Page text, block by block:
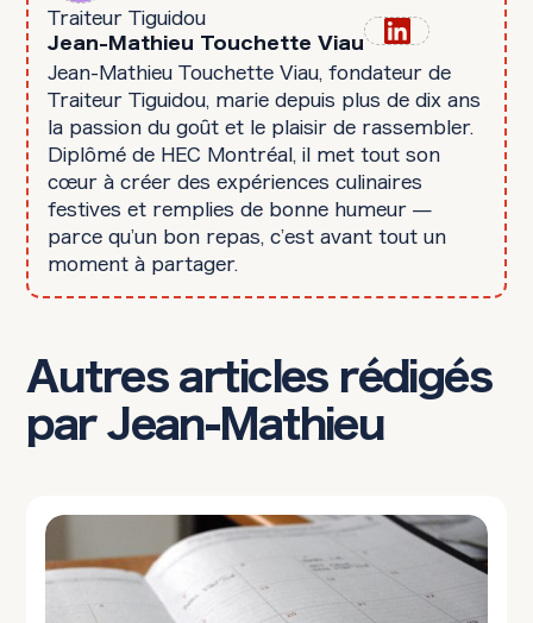
Traiteur Tiguidou
Jean-Mathieu Touchette Viau
Jean-Mathieu Touchette Viau, fondateur de
Traiteur Tiguidou, marie depuis plus de dix ans
la passion du goût et le plaisir de rassembler.
Diplômé de HEC Montréal, il met tout son
cœur à créer des expériences culinaires
festives et remplies de bonne humeur —
parce qu’un bon repas, c’est avant tout un
moment à partager.
Autres articles rédigés
par Jean-Mathieu